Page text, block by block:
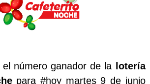
Medellín
Cauca
número ganador de la
lotería
para #hoy martes 9 de junio